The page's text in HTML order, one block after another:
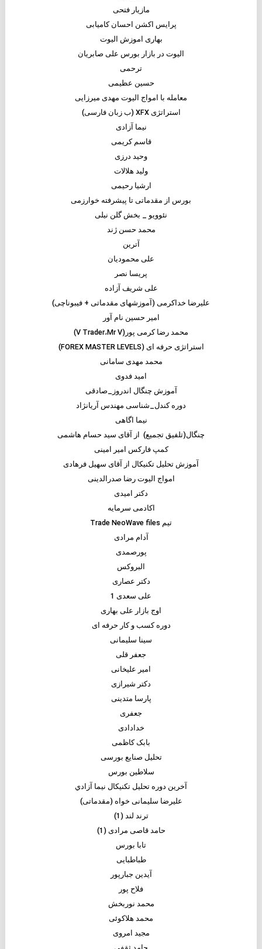
مازیار فتحی
پرایس اکشن احسان کامیابی
بهاری اموزش الیوت
الیوت در بازار بورس علی صابریان
ترحمی
حسین عظیمی
معامله با امواج الیوت مهدی میرزایی
استراتژی XFX (ب زبان فارسی)
نیما آزادی
قاسم کریمی
وحید درزی
ولید هلالات
ارشیا رحیمی
بورس از مقدماتی تا پیشرفته خوارزمی
نئوویو _ بخش گلن نیلی
محمد حسن ژند
آترین
علی محمودیان
پریسا نصر
علی شریف آزاده
علیرضا خداکرمی (آموزشهای مقدماتی + فیبوناچی)
امیر حسین نام آور
محمد رضا کرمی پور(V Trader،Mr V)
استراتژی حرفه ای (FOREX MASTER LEVELS)
محمد مهدی سامانی
امید فدوی
آموزش چنگال اندروز_صادقی
دوره کندل_شناسی مهندس آریانژاد
نیما اگاهی
چنگال(تلفیق تجمیع) از آقای سید حسام هاشمی
کمپ فارکس امیر امینی
آموزش تحلیل تکنیکال از آقای سهیل فرهادی
امواج الیوت رضا صدرالدینی
دکتر امیدی
اکادمی سرمایه
تیم Trade NeoWave files
آدام مرادی
پورصمدی
البروکس
دکتر عصاری
علی سعدی 1
اوج بازار علی بهاری
دوره کسب و کار حرفه ای
سینا سلیمانی
جعفر قلی
امیر علیخانی
دکتر شیرازی
پارسا متدینی
جعفری
خدادادی
بابک کاظمی
تحلیل صنایع بورسی
سلاطین بورس
آخرین دوره تحلیل تکنیکال نیما آزادي
علیرضا سلیمانی خواه (مقدماتی)
ترند لند (1)
حامد قاصی مرادی (1)
تابا بورس
طباطبایی
آیدین جبارپور
فلاح پور
محمد نوربخش
محمد هلاکوئی
مجید امروی